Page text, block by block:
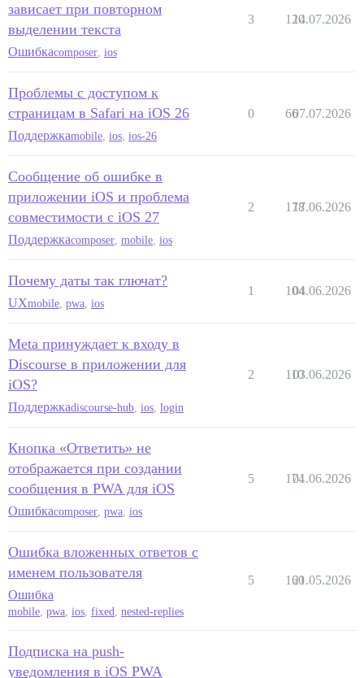
зависает при повторном
выделении текста
Ошибкаcomposer ios
3 120
14.07.2026
Проблемы с доступом к
страницам в Safari на iOS 26
Поддержкаmobile ios ios-26
0 6607.07.2026
Сообщение об ошибке в
приложении iOS и проблема
совместимости с iOS 27
Поддержкаcomposer mobile ios
2 178
17.06.2026
Почему даты так глючат?
UXmobile pwa ios
1 104
04.06.2026
Meta принуждает к входу в
Discourse в приложении для
iOS?
Поддержкаdiscourse-hub ios login
2 110
03.06.2026
Кнопка «Ответить» не
отображается при создании
сообщения в PWA для iOS
Ошибкаcomposer pwa ios
5 174
01.06.2026
Ошибка вложенных ответов с
именем пользователя
Ошибка
mobile, pwa, ios, fixed, nested-replies
5 160
21.05.2026
Подписка на push-
уведомления в iOS PWA